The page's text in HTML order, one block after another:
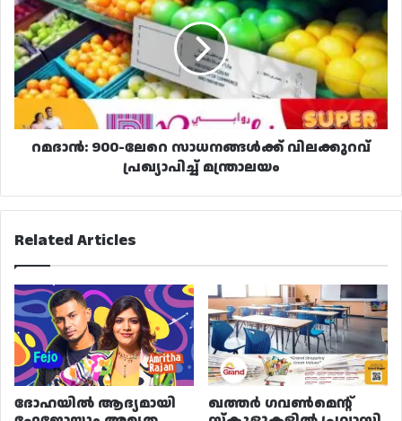
ലേറെ
സാധനങ്ങൾക്ക്
വിലക്കുറവ്
പ്രഖ്യാപിച്ച്
മന്ത്രാലയം
റമദാൻ: 900-ലേറെ സാധനങ്ങൾക്ക് വിലക്കുറവ്
പ്രഖ്യാപിച്ച് മന്ത്രാലയം
Related Articles
ദോഹയിൽ ആദ്യമായി
ഖത്തർ ഗവൺമെന്റ്